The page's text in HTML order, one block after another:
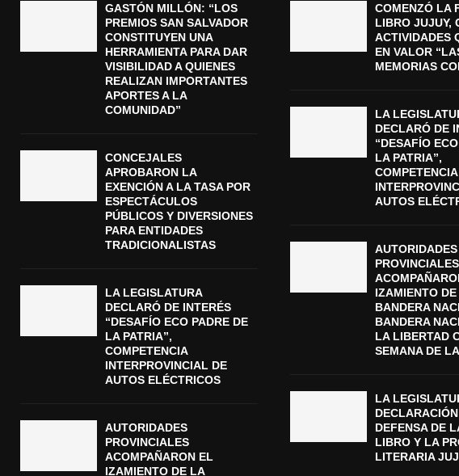
GASTÓN MILLÓN: “LOS
PREMIOS SAN SALVADOR
CONSTITUYEN UNA
HERRAMIENTA PARA DAR
VISIBILIDAD A QUIENES
REALIZAN IMPORTANTES
APORTES A LA
COMUNIDAD”
CONCEJALES
APROBARON LA
EXENCIÓN A LA TASA POR
ESPECTÁCULOS
PÚBLICOS Y DIVERSIONES
PARA ENTIDADES
TRADICIONALISTAS
LA LEGISLATURA
DECLARÓ DE INTERÉS
“DESAFÍO ECO PADRE DE
LA PATRIA”,
COMPETENCIA
INTERPROVINCIAL DE
AUTOS ELÉCTRICOS
AUTORIDADES
PROVINCIALES
ACOMPAÑARON EL
IZAMIENTO DE LA
COMENZÓ LA
LIBRO JUJUY,
ACTIVIDADES
EN VALOR
MEMORIAS
LA
DECLARÓ DE
“DESAFÍO
LA PATRIA”,
COMPETENCIA
AUTOS
AUTORIDADES
PROVINCIALES
IZAMIENTO
BANDERA
BANDERA
LA LIBERTAD
SEMANA DE
LA
DEFENSA DE
LIBRO Y LA
LITERARIA